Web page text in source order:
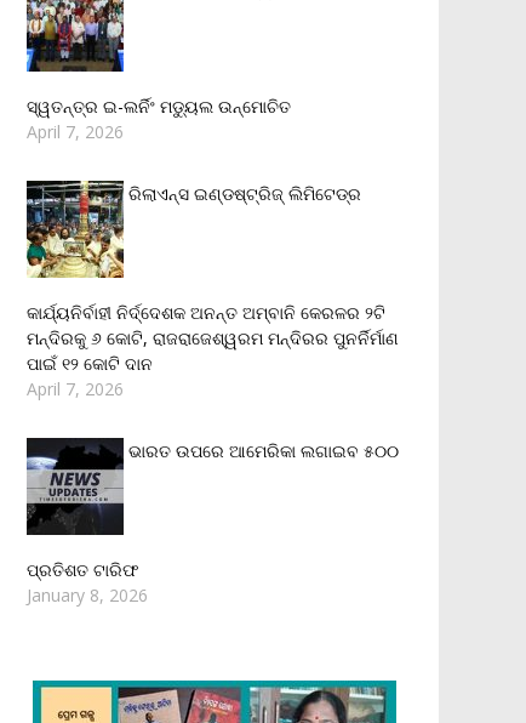
ସ୍ୱତନ୍ତ୍ର ଇ-ଲର୍ନିଂ ମଡ୍ୟୁଲ ଉନ୍ମୋଚିତ
April 7, 2026
ରିଲାଏନ୍‌ସ ଇଣ୍ଡଷ୍ଟ୍ରିଜ୍ ଲିମିଟେଡ୍‌ର
କାର୍ଯ୍ୟନିର୍ବାହୀ ନିର୍ଦ୍ଦେଶକ ଅନନ୍ତ ଅମ୍ବାନି କେରଳର ୨ଟି
ମନ୍ଦିରକୁ ୬ କୋଟି, ରାଜରାଜେଶ୍ୱରମ ମନ୍ଦିରର ପୁନର୍ନିର୍ମାଣ
ପାଇଁ ୧୨ କୋଟି ଦାନ
April 7, 2026
ଭାରତ ଉପରେ ଆମେରିକା ଲଗାଇବ ୫୦୦
ପ୍ରତିଶତ ଟାରିଫ
January 8, 2026